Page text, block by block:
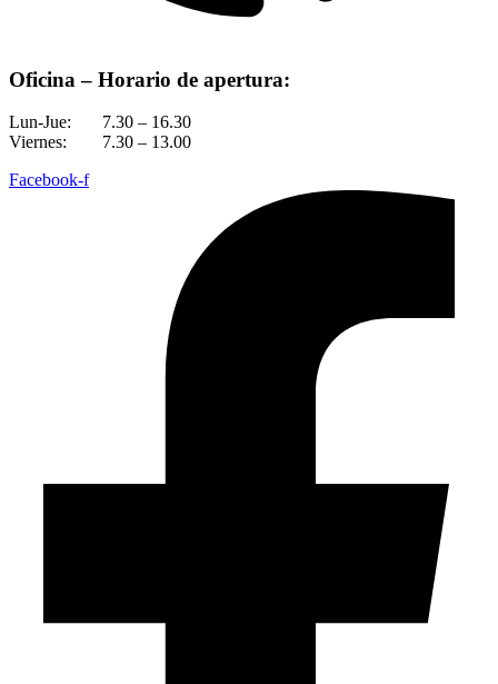
Oficina – Horario de apertura:
Lun-Jue:
7.30 – 16.30
Viernes:
7.30 – 13.00
Facebook-f